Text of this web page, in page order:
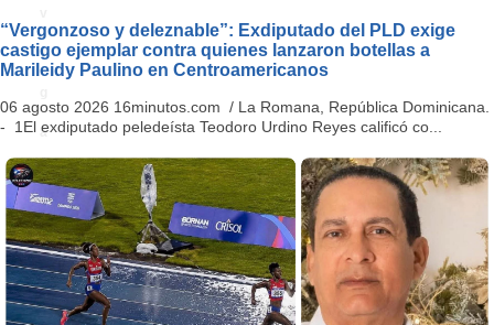
i
a
ti
o
n
“Vergonzoso y deleznable”: Exdiputado del PLD exige
castigo ejemplar contra quienes lanzaron botellas a
Marileidy Paulino en Centroamericanos
06 agosto 2026 16minutos.com / La Romana, República Dominicana.
- 1El exdiputado peledeísta Teodoro Urdino Reyes calificó co...